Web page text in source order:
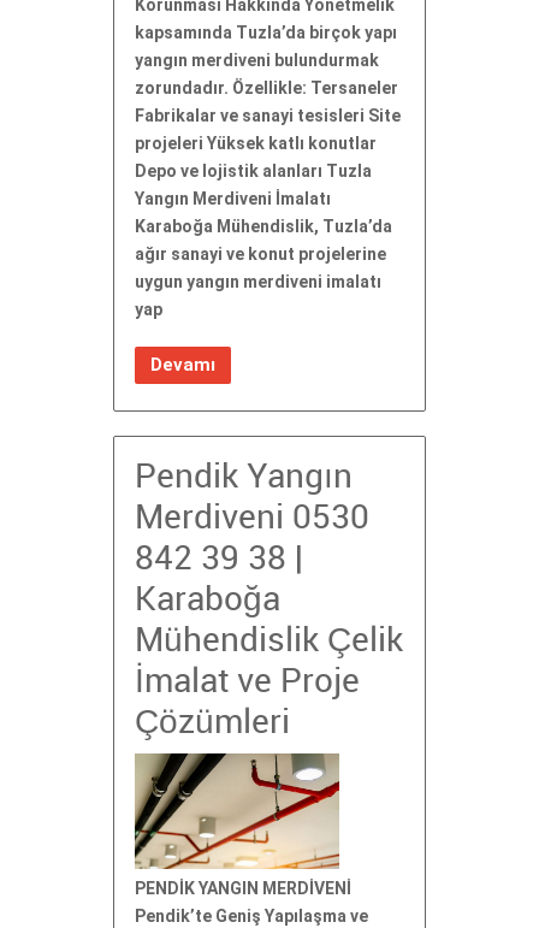
Korunması Hakkında Yönetmelik
kapsamında Tuzla’da birçok yapı
yangın merdiveni bulundurmak
zorundadır. Özellikle: Tersaneler
Fabrikalar ve sanayi tesisleri Site
projeleri Yüksek katlı konutlar
Depo ve lojistik alanları Tuzla
Yangın Merdiveni İmalatı
Karaboğa Mühendislik, Tuzla’da
ağır sanayi ve konut projelerine
uygun yangın merdiveni imalatı
yap
Devamı
Pendik Yangın
Merdiveni 0530
842 39 38 |
Karaboğa
Mühendislik Çelik
İmalat ve Proje
Çözümleri
PENDİK YANGIN MERDİVENİ
Pendik’te Geniş Yapılaşma ve